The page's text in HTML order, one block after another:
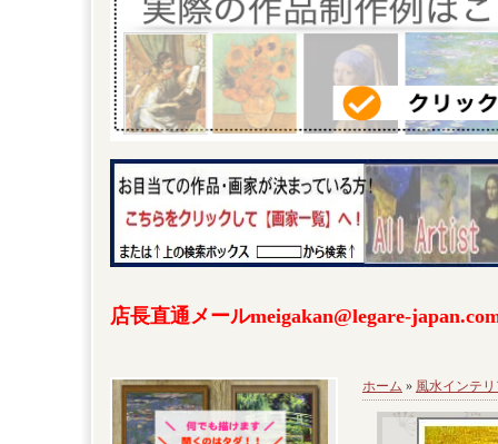
店長直通メールmeigakan@legare-
ホーム » 風水インテ